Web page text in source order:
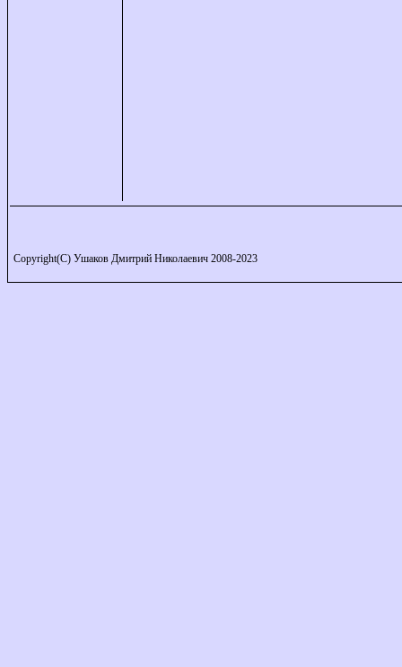
Copyright(C) Ушаков Дмитрий Николаевич 2008-2023